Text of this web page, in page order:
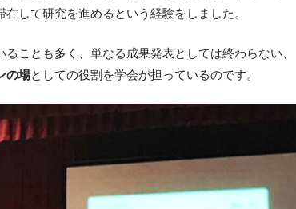
して研究を進めるという経験をしました。
ることも多く、単なる成果発表としては終わらない、
の場としての役割を学会が担っているのです。